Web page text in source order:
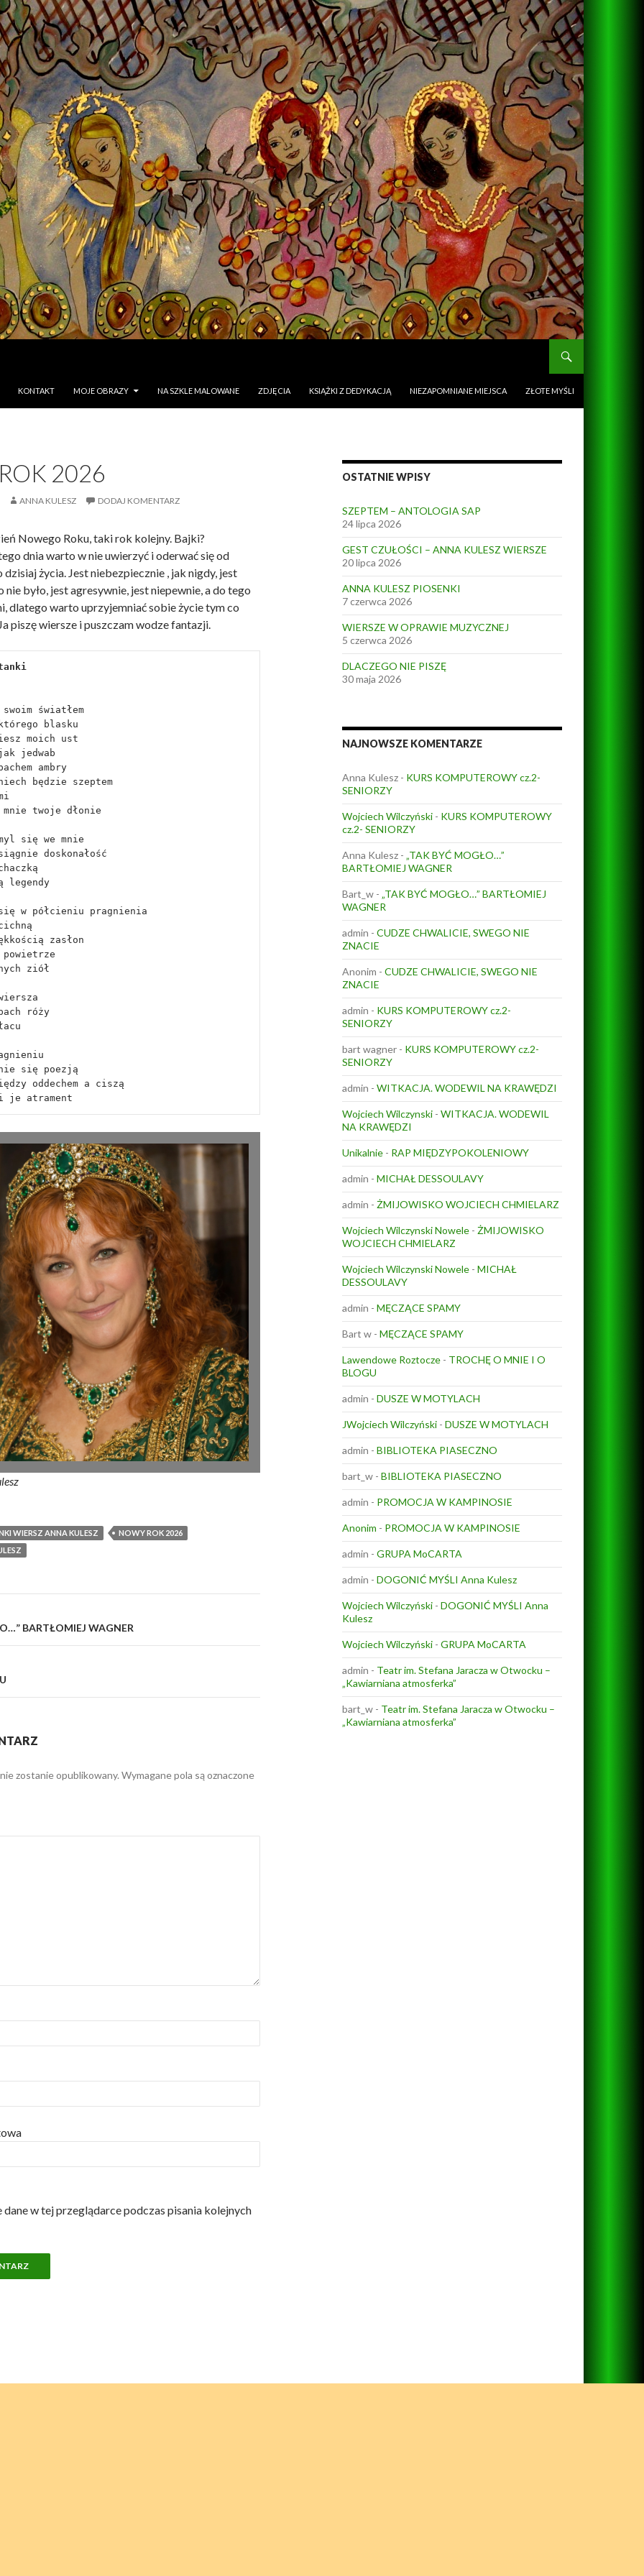
KONTAKT MOJE OBRAZY NA SZKLE MALOWANE ZDJĘCIA KSIĄŻKI Z DEDYKACJĄ NIEZAPOMNIANE MIEJSCA ZŁOTE MYŚLI
2026
ANNA KULESZ DODAJ KOMENTARZ
Nowego Roku, taki rok kolejny. Bajki?
dnia warto w nie uwierzyć i oderwać się od
życia. Jest niebezpiecznie , jak nigdy, jest
nie było, jest agresywnie, jest niepewnie, a do tego
dlatego warto uprzyjemniać sobie życie tym co
piszę wiersze i puszczam wodze fantazji.
światłem
blasku
moich ust
jedwab
ambry
będzie szeptem
mnie twoje dłonie
się we mnie
doskonałość
legendy
w półcieniu pragnienia
zasłon
ziół
róży
się poezją
oddechem a ciszą
je atrament
WIERSZ ANNA KULESZ
NOWY ROK 2026
BARTŁOMIEJ WAGNER
zostanie opublikowany. Wymagane pola są oznaczone
dane w tej przeglądarce podczas pisania kolejnych
OSTATNIE WPISY
SZEPTEM – ANTOLOGIA SAP
24 lipca 2026
GEST CZUŁOŚCI – ANNA KULESZ WIERSZE
20 lipca 2026
ANNA KULESZ PIOSENKI
7 czerwca 2026
WIERSZE W OPRAWIE MUZYCZNEJ
5 czerwca 2026
DLACZEGO NIE PISZĘ
30 maja 2026
NAJNOWSZE KOMENTARZE
Anna Kulesz - KURS KOMPUTEROWY cz.2-
SENIORZY
Wojciech Wilczyński - KURS KOMPUTEROWY
cz.2- SENIORZY
Anna Kulesz - „TAK BYĆ MOGŁO…”
BARTŁOMIEJ WAGNER
Bart_w - „TAK BYĆ MOGŁO…” BARTŁOMIEJ
WAGNER
admin - CUDZE CHWALICIE, SWEGO NIE
ZNACIE
Anonim - CUDZE CHWALICIE, SWEGO NIE
ZNACIE
admin - KURS KOMPUTEROWY cz.2-
SENIORZY
bart wagner - KURS KOMPUTEROWY cz.2-
SENIORZY
admin - WITKACJA. WODEWIL NA KRAWĘDZI
Wojciech Wilczynski - WITKACJA. WODEWIL
NA KRAWĘDZI
Unikalnie - RAP MIĘDZYPOKOLENIOWY
admin - MICHAŁ DESSOULAVY
admin - ŻMIJOWISKO WOJCIECH CHMIELARZ
Wojciech Wilczynski Nowele - ŻMIJOWISKO
WOJCIECH CHMIELARZ
Wojciech Wilczynski Nowele - MICHAŁ
DESSOULAVY
admin - MĘCZĄCE SPAMY
Bart w - MĘCZĄCE SPAMY
Lawendowe Roztocze - TROCHĘ O MNIE I O
BLOGU
admin - DUSZE W MOTYLACH
JWojciech Wilczyński - DUSZE W MOTYLACH
admin - BIBLIOTEKA PIASECZNO
bart_w - BIBLIOTEKA PIASECZNO
admin - PROMOCJA W KAMPINOSIE
Anonim - PROMOCJA W KAMPINOSIE
admin - GRUPA MoCARTA
admin - DOGONIĆ MYŚLI Anna Kulesz
Wojciech Wilczyński - DOGONIĆ MYŚLI Anna
Kulesz
Wojciech Wilczyński - GRUPA MoCARTA
admin - Teatr im. Stefana Jaracza w Otwocku –
„Kawiarniana atmosferka”
bart_w - Teatr im. Stefana Jaracza w Otwocku –
„Kawiarniana atmosferka”